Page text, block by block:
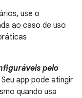
use o
ao caso de uso
pelo
Seu app pode atingir
quando usa